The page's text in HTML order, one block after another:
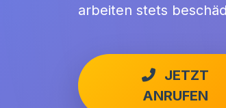
arbeiten stets
JETZT
ANRUFEN